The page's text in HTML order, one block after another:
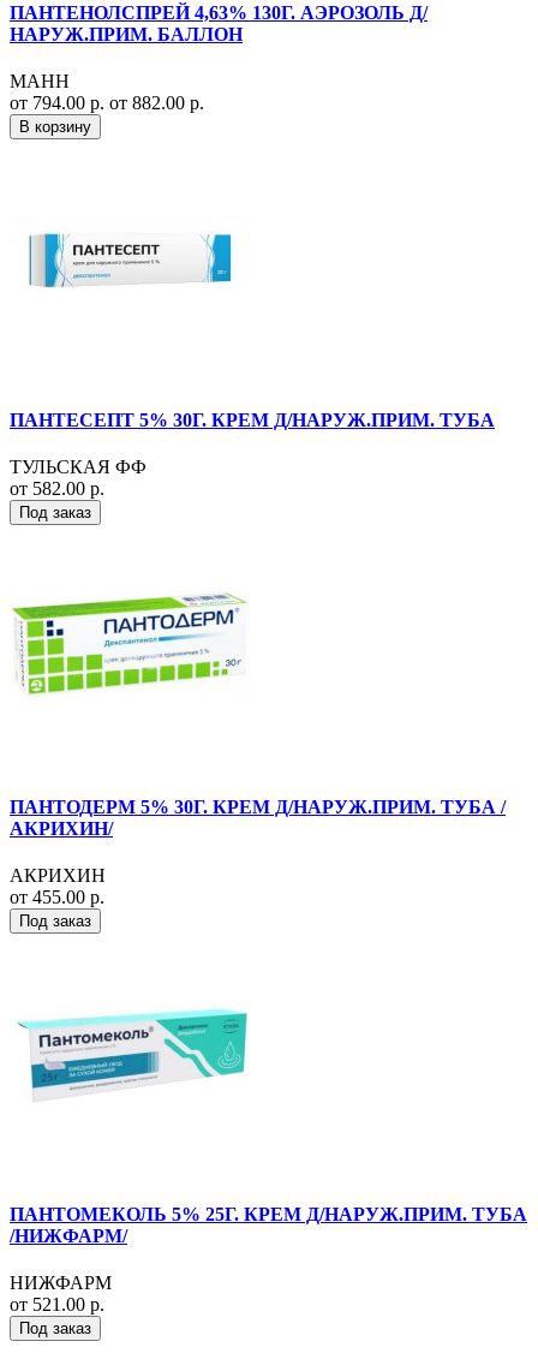
ПАНТЕНОЛСПРЕЙ 4,63% 130Г. АЭРОЗОЛЬ Д/
НАРУЖ.ПРИМ. БАЛЛОН
МАНН
от 794.00 р. от 882.00 р.
В корзину
ПАНТЕСЕПТ 5% 30Г. КРЕМ Д/НАРУЖ.ПРИМ. ТУБА
ТУЛЬСКАЯ ФФ
от 582.00 р.
Под заказ
ПАНТОДЕРМ 5% 30Г. КРЕМ Д/НАРУЖ.ПРИМ. ТУБА /
АКРИХИН/
АКРИХИН
от 455.00 р.
Под заказ
ПАНТОМЕКОЛЬ 5% 25Г. КРЕМ Д/НАРУЖ.ПРИМ. ТУБА
/НИЖФАРМ/
НИЖФАРМ
от 521.00 р.
Под заказ